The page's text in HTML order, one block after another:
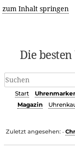
zum Inhalt springen
Die
Start
Magazin
Zuletzt angesehen: •